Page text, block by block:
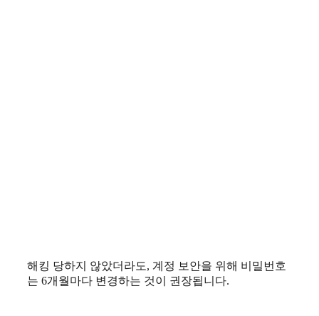
해킹 당하지 않았더라도, 계정 보안을 위해 비밀번호
는 6개월마다 변경하는 것이 권장됩니다.